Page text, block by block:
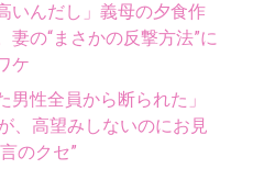
いんだし」義母の夕食作
妻の“まさかの反撃方法”に
ケ
性全員から断られた」
、高望みしないのにお見
のクセ”